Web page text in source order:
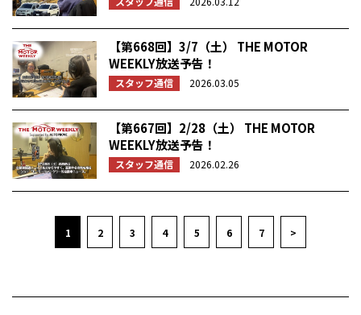
【第668回】3/7（土） THE MOTOR
WEEKLY放送予告！
スタッフ通信 2026.03.05
【第667回】2/28（土） THE MOTOR
WEEKLY放送予告！
スタッフ通信 2026.02.26
1 2 3 4 5 6 7 >